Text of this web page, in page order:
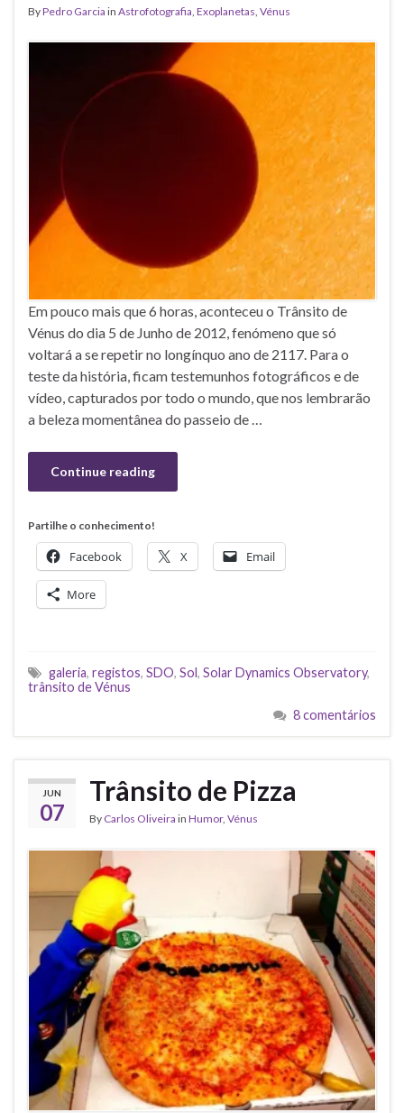
ByPedro Garcia in Astrofotografia, Exoplanetas, Vénus
Em pouco mais que 6 horas, aconteceu o Trânsito de
Vénus do dia 5 de Junho de 2012, fenómeno que só
voltará a se repetir no longínquo ano de 2117. Para o
teste da história, ficam testemunhos fotográficos e de
vídeo, capturados por todo o mundo, que nos lembrarão
a beleza momentânea do passeio de …
Continue reading
Partilhe o conhecimento!
Facebook X Email
More
galeria, registos, SDO, Sol, Solar Dynamics Observatory,
trânsito de Vénus
8 comentários
JUN
07
Trânsito de Pizza
By Carlos Oliveira in Humor, Vénus